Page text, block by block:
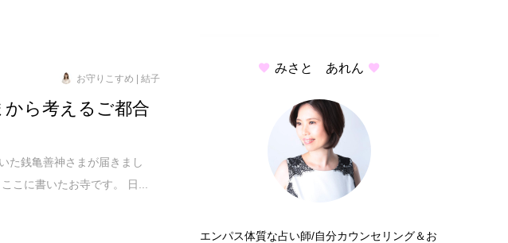
お守りこすめ | 結子
ら考えるご都合
た銭亀善神さまが届きまし
こに書いたお寺です。 日...
みさと あれん
エンパス体質な占い師/自分カウンセリング＆お